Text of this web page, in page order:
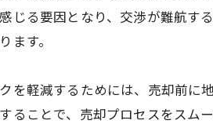
じる要因となり、交渉が難航す
ます。
を軽減するためには、売却前に
ることで、売却プロセスをスム